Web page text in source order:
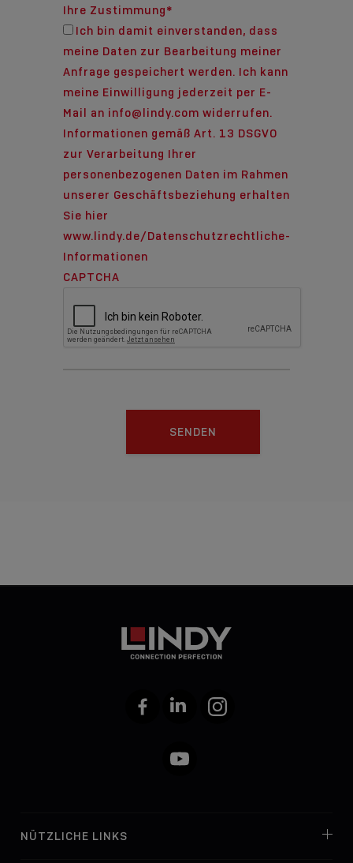
Ihre Zustimmung*
Ich bin damit einverstanden, dass
meine Daten zur Bearbeitung meiner
Anfrage gespeichert werden. Ich kann
meine Einwilligung jederzeit per E-
Mail an info@lindy.com widerrufen.
Informationen gemäß Art. 13 DSGVO
zur Verarbeitung Ihrer
personenbezogenen Daten im Rahmen
unserer Geschäftsbeziehung erhalten
Sie hier
www.lindy.de/Datenschutzrechtliche-
Informationen
CAPTCHA
SENDEN
FacebookLinkedIn Instagram
YouTube
NÜTZLICHE LINKS